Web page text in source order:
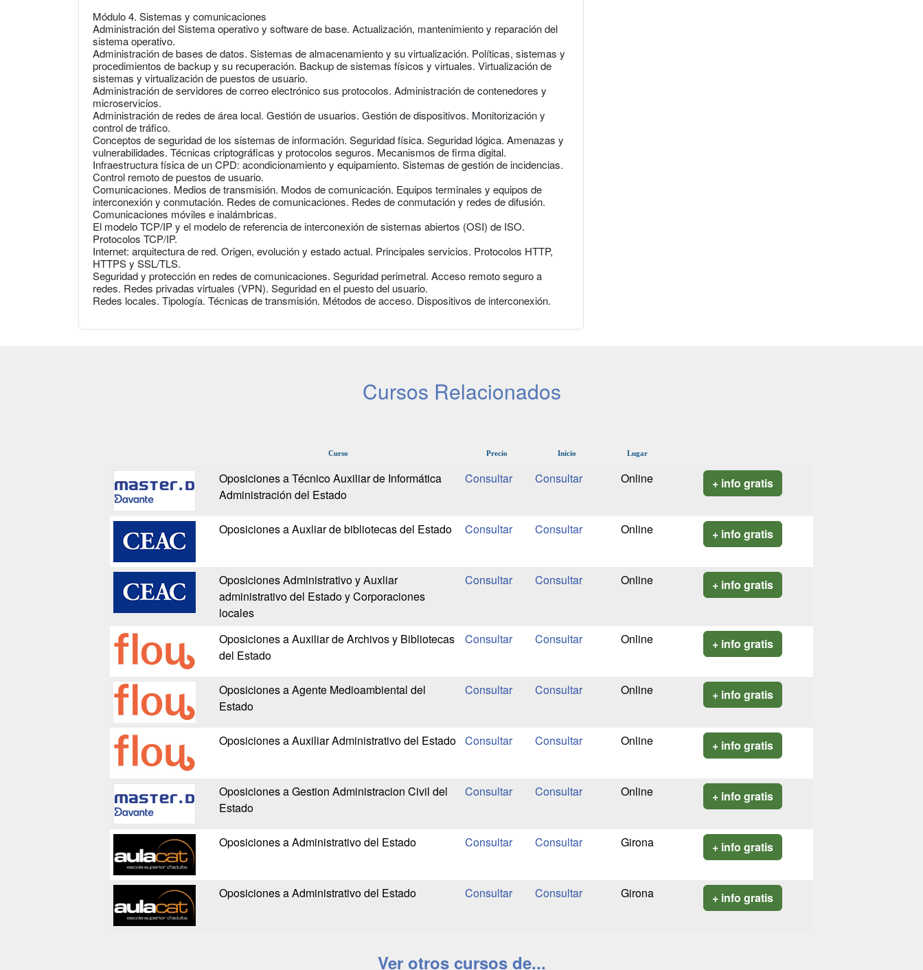
Módulo 4. Sistemas y comunicaciones
Administración del Sistema operativo y software de base. Actualización, mantenimiento y reparación del
sistema operativo.
Administración de bases de datos. Sistemas de almacenamiento y su virtualización. Políticas, sistemas y
procedimientos de backup y su recuperación. Backup de sistemas físicos y virtuales. Virtualización de
sistemas y virtualización de puestos de usuario.
Administración de servidores de correo electrónico sus protocolos. Administración de contenedores y
microservicios.
Administración de redes de área local. Gestión de usuarios. Gestión de dispositivos. Monitorización y
control de tráfico.
Conceptos de seguridad de los sistemas de información. Seguridad física. Seguridad lógica. Amenazas y
vulnerabilidades. Técnicas criptográficas y protocolos seguros. Mecanismos de firma digital.
Infraestructura física de un CPD: acondicionamiento y equipamiento. Sistemas de gestión de incidencias.
Control remoto de puestos de usuario.
Comunicaciones. Medios de transmisión. Modos de comunicación. Equipos terminales y equipos de
interconexión y conmutación. Redes de comunicaciones. Redes de conmutación y redes de difusión.
Comunicaciones móviles e inalámbricas.
El modelo TCP/IP y el modelo de referencia de interconexión de sistemas abiertos (OSI) de ISO.
Protocolos TCP/IP.
Internet: arquitectura de red. Origen, evolución y estado actual. Principales servicios. Protocolos HTTP,
HTTPS y SSL/TLS.
Seguridad y protección en redes de comunicaciones. Seguridad perimetral. Acceso remoto seguro a
redes. Redes privadas virtuales (VPN). Seguridad en el puesto del usuario.
Redes locales. Tipología. Técnicas de transmisión. Métodos de acceso. Dispositivos de interconexión.
Cursos Relacionados
Curso Precio Inicio Lugar
Oposiciones a Técnico Auxiliar de Informática
Administración del Estado
Online + info gratis
Oposiciones a Auxliar de bibliotecas del Estado Online + info gratis
Oposiciones Administrativo y Auxliar
administrativo del Estado y Corporaciones
locales
Online + info gratis
Oposiciones a Auxiliar de Archivos y Bibliotecas
del Estado
Online + info gratis
Oposiciones a Agente Medioambiental del
Estado
Online + info gratis
Oposiciones a Auxiliar Administrativo del Estado Online + info gratis
Oposiciones a Gestion Administracion Civil del
Estado
Online + info gratis
Oposiciones a Administrativo del Estado Girona + info gratis
Oposiciones a Administrativo del Estado Girona + info gratis
Ver otros cursos de...